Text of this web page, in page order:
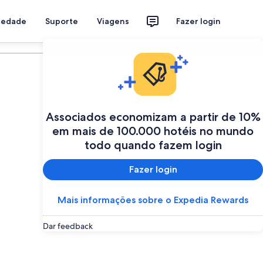
Suporte Viagens Fazer login
Associados economizam a partir de 10%
em mais de 100.000 hotéis no mundo
todo quando fazem login
Fazer login
Mais informações sobre o Expedia Rewards
Dar feedback